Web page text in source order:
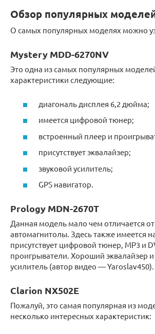
Обзор популярных
О самых популярных моделях можно
Mystery MDD-6270NV
Это одна из самых популярных
характеристики следующие:
диагональ дисплея 6,2 дюйма;
имеется цифровой тюнер;
встроенный плеер и
присутствует эквалайзер;
звуковой усилитель;
GPS навигатор.
Prology MDN-2670T
Данная модель мало чем отличается
автомагнитолы. Здесь также имеется
присутствует цифровой тюнер, MP3 и
проигрыватели. Хороший эквалайзер и
усилитель (автор видео — Yaroslav450).
Clarion NX502E
Пожалуй, это самая популярная из
несколько интересных характеристик: